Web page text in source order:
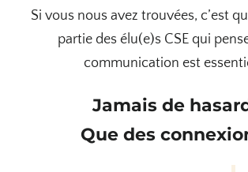
Si vous nous avez trouvées, c’est
partie des élu(e)s CSE qui
communication est
Jamais de
Que des